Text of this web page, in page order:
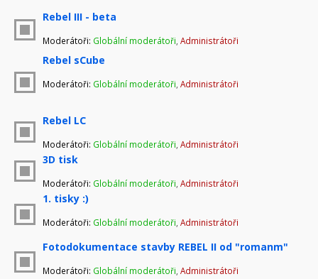
Rebel III - beta
Moderátoři: Globální moderátoři Administrátoři
Rebel sCube
Moderátoři: Globální moderátoři Administrátoři
Rebel LC
Moderátoři: Globální moderátoři Administrátoři
3D tisk
Moderátoři: Globální moderátoři Administrátoři
1. tisky :)
Moderátoři: Globální moderátoři Administrátoři
Fotodokumentace stavby REBEL II od "romanm"
Moderátoři: Globální moderátoři Administrátoři